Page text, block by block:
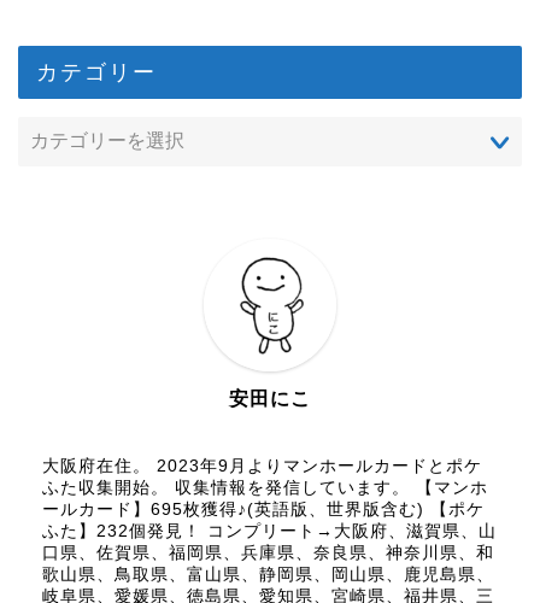
カテゴリー
安田にこ
大阪府在住。 2023年9月よりマンホールカードとポケ
ふた収集開始。 収集情報を発信しています。 【マンホ
ールカード】695枚獲得♪(英語版、世界版含む) 【ポケ
ふた】232個発見！ コンプリート→大阪府、滋賀県、山
口県、佐賀県、福岡県、兵庫県、奈良県、神奈川県、和
歌山県、鳥取県、富山県、静岡県、岡山県、鹿児島県、
岐阜県、愛媛県、徳島県、愛知県、宮崎県、福井県、三